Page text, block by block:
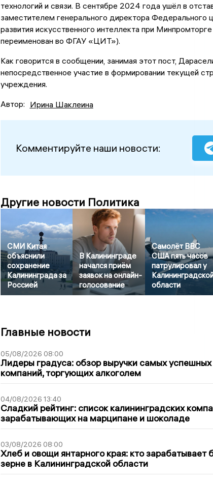
технологий и связи. В сентябре 2024 года ушёл в
заместителем генерального директора Федерального
развития искусственного интеллекта при
переименован во ФГАУ «ЦИТ»).
Как говорится в сообщении, занимая этот пост,
непосредственное участие в формировании текущей
учреждения.
Автор: Ирина Шаклеина
Комментируйте наши новости:
Другие новости Политика
СМИ Китая
объяснили
сохранение
Калининграда за
Россией
В Калининграде
начался приём
заявок на онлайн-
голосование
Самолёт ВВС
США пять часов
патрулировал у
области
Главные новости
05/08/2026 08:00
Лидеры градуса: обзор выручки самых успешных
компаний, торгующих алкоголем
04/08/2026 13:40
Сладкий рейтинг: список калининградских
зарабатывающих на марципане и шоколаде
03/08/2026 08:00
Хлеб и овощи янтарного края: кто зарабатывает
зерне в Калининградской области